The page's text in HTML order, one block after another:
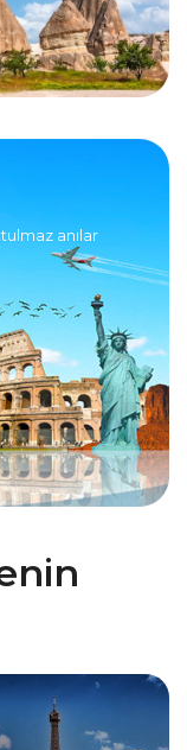
anılar